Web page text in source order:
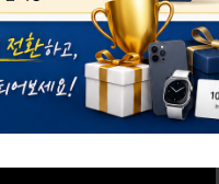
결과 공유